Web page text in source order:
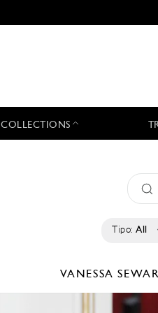
COLLECTIONS
Tipo: All
VANESSA